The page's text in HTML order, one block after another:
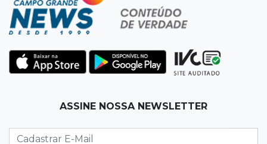
dois caminhões em pátio
Corinthians vence Bragantino por 2 a 0 e sobe
para 7º no Brasileirão
Na Vila Belmiro
lugar no Brasileirão
ASSINE NOSSA NEWSLETTER